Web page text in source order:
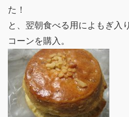
た！
と、翌朝食べる用によもぎ入
コーンを購入。